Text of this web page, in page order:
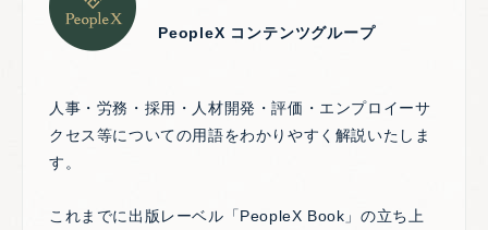
PeopleX コンテンツグループ
人事・労務・採用・人材開発・評価・エンプロイーサ
クセス等についての用語をわかりやすく解説いたしま
す。
これまでに出版レーベル「PeopleX Book」の立ち上